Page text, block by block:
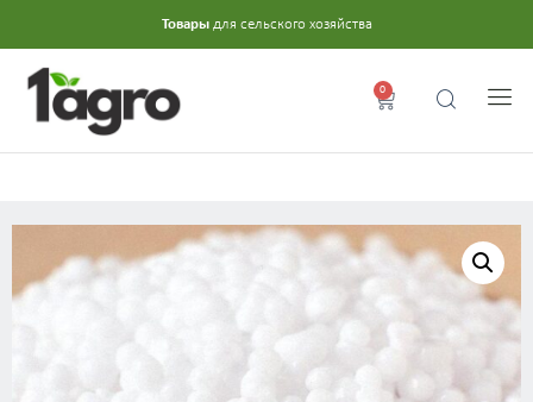
Товары для сельского хозяйства
0